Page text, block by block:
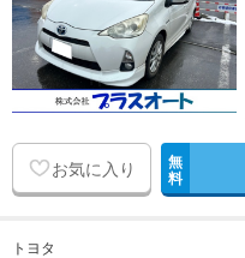
お気に入り 無
料
トヨタ